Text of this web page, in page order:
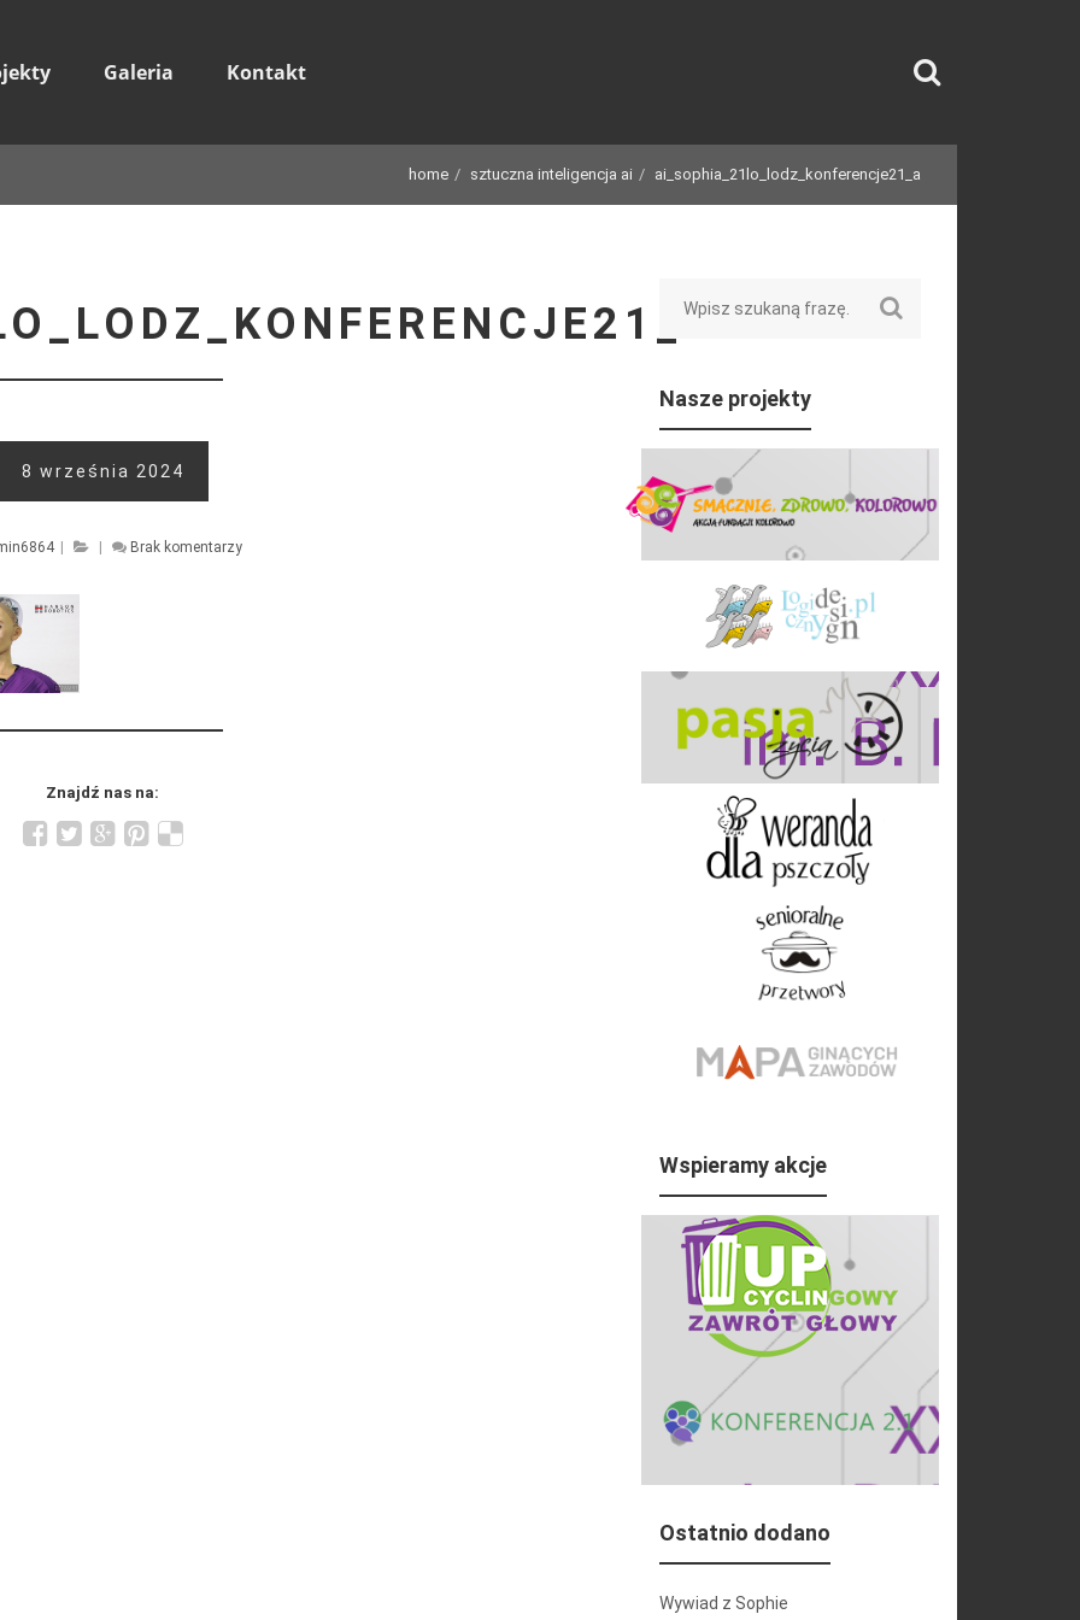
Galeria Kontakt
home sztuczna inteligencja ai ai_sophia_21lo_lodz_konferencje21_a
8 września 2024
Brak komentarzy
Znajdź nas na:
Nasze projekty
Wspieramy akcje
Ostatnio dodano
Wywiad z Sophie